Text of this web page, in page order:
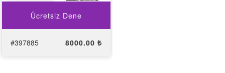
Ücretsiz Dene
#397885 8000.00 ₺